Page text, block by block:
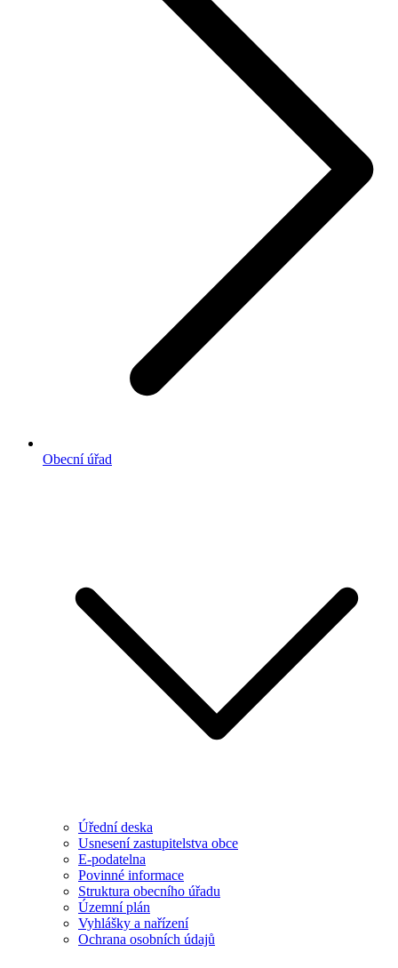
Obecní úřad
Úřední deska
Usnesení zastupitelstva obce
E-podatelna
Povinné informace
Struktura obecního úřadu
Územní plán
Vyhlášky a nařízení
Ochrana osobních údajů